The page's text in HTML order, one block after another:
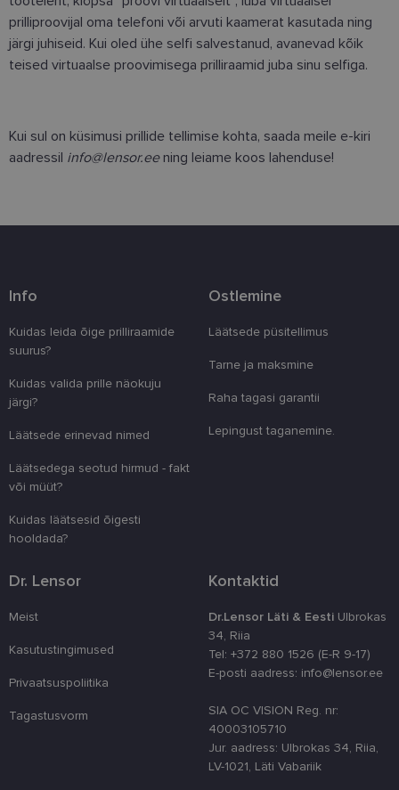
prilliproovijal oma telefoni või arvuti kaamerat kasutada ning
järgi juhiseid. Kui oled ühe selfi salvestanud, avanevad kõik
teised virtuaalse proovimisega prilliraamid juba sinu selfiga.
Kui sul on küsimusi prillide tellimise kohta, saada meile e-kiri
aadressil info@lensor.eening leiame koos lahenduse!
Info
Kuidas leida õige prilliraamide
suurus?
Kuidas valida prille näokuju
järgi?
Läätsede erinevad nimed
Läätsedega seotud hirmud - fakt
või müüt?
Kuidas läätsesid õigesti
hooldada?
Ostlemine
Läätsede püsitellimus
Tarne ja maksmine
Raha tagasi garantii
Lepingust taganemine.
Dr. Lensor
Meist
Kasutustingimused
Privaatsuspoliitika
Tagastusvorm
Kontaktid
Dr.Lensor Läti & Eesti Ulbrokas
34, Riia
Tel: +372 880 1526 (E-R 9-17)
E-posti aadress: info@lensor.ee
SIA OC VISION Reg. nr:
40003105710
Jur. aadress: Ulbrokas 34, Riia,
LV-1021, Läti Vabariik